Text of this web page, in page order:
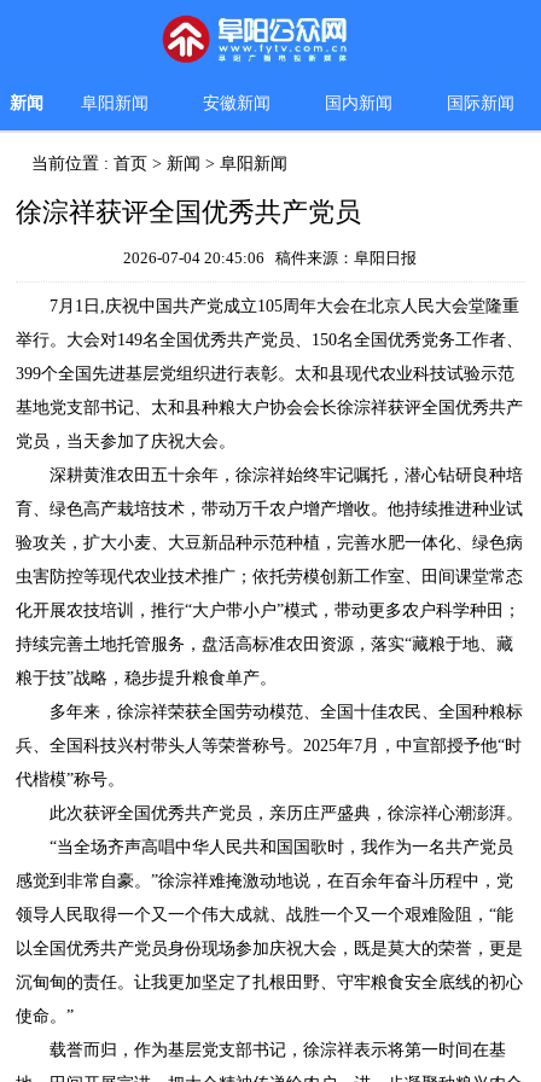
新闻 阜阳新闻 安徽新闻 国内新闻 国际新闻
当前位置 :首页 > 新闻 >阜阳新闻
徐淙祥获评全国优秀共产党员
2026-07-04 20:45:06 稿件来源：阜阳日报
7月1日,庆祝中国共产党成立105周年大会在北京人民大会堂隆重
举行。大会对149名全国优秀共产党员、150名全国优秀党务工作者、
399个全国先进基层党组织进行表彰。太和县现代农业科技试验示范
基地党支部书记、太和县种粮大户协会会长徐淙祥获评全国优秀共产
党员，当天参加了庆祝大会。
深耕黄淮农田五十余年，徐淙祥始终牢记嘱托，潜心钻研良种培
育、绿色高产栽培技术，带动万千农户增产增收。他持续推进种业试
验攻关，扩大小麦、大豆新品种示范种植，完善水肥一体化、绿色病
虫害防控等现代农业技术推广；依托劳模创新工作室、田间课堂常态
化开展农技培训，推行“大户带小户”模式，带动更多农户科学种田；
持续完善土地托管服务，盘活高标准农田资源，落实“藏粮于地、藏
粮于技”战略，稳步提升粮食单产。
多年来，徐淙祥荣获全国劳动模范、全国十佳农民、全国种粮标
兵、全国科技兴村带头人等荣誉称号。2025年7月，中宣部授予他“时
代楷模”称号。
此次获评全国优秀共产党员，亲历庄严盛典，徐淙祥心潮澎湃。
“当全场齐声高唱中华人民共和国国歌时，我作为一名共产党员
感觉到非常自豪。”徐淙祥难掩激动地说，在百余年奋斗历程中，党
领导人民取得一个又一个伟大成就、战胜一个又一个艰难险阻，“能
以全国优秀共产党员身份现场参加庆祝大会，既是莫大的荣誉，更是
沉甸甸的责任。让我更加坚定了扎根田野、守牢粮食安全底线的初心
使命。”
载誉而归，作为基层党支部书记，徐淙祥表示将第一时间在基